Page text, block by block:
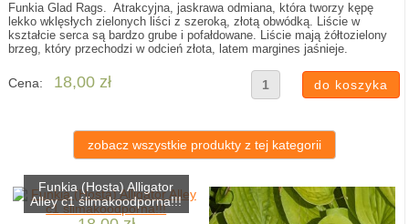
Funkia Glad Rags. Atrakcyjna, jaskrawa odmiana, która tworzy kępę
lekko wklęsłych zielonych liści z szeroką, złotą obwódką. Liście w
kształcie serca są bardzo grube i pofałdowane. Liście mają żółtozielony
brzeg, który przechodzi w odcień złota, latem margines jaśnieje.
Cena: 18,00 zł
zobacz wszystkie produkty z tej kategorii
Funkia (Hosta) Alligator
Alley c1 ślimakoodporna!!!